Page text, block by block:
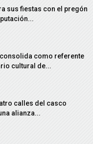
sus fiestas con el pregón
como referente
cultural de...
calles del casco
alianza...